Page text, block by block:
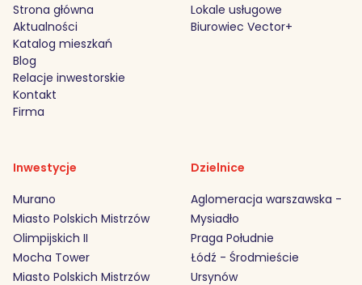
Strona główna
Aktualności
Katalog mieszkań
Blog
Relacje inwestorskie
Kontakt
Firma
Lokale usługowe
Biurowiec Vector+
Inwestycje
Murano
Miasto Polskich Mistrzów
Olimpijskich II
Mocha Tower
Miasto Polskich Mistrzów
Dzielnice
Aglomeracja warszawska -
Mysiadło
Praga Południe
Łódź - Środmieście
Ursynów